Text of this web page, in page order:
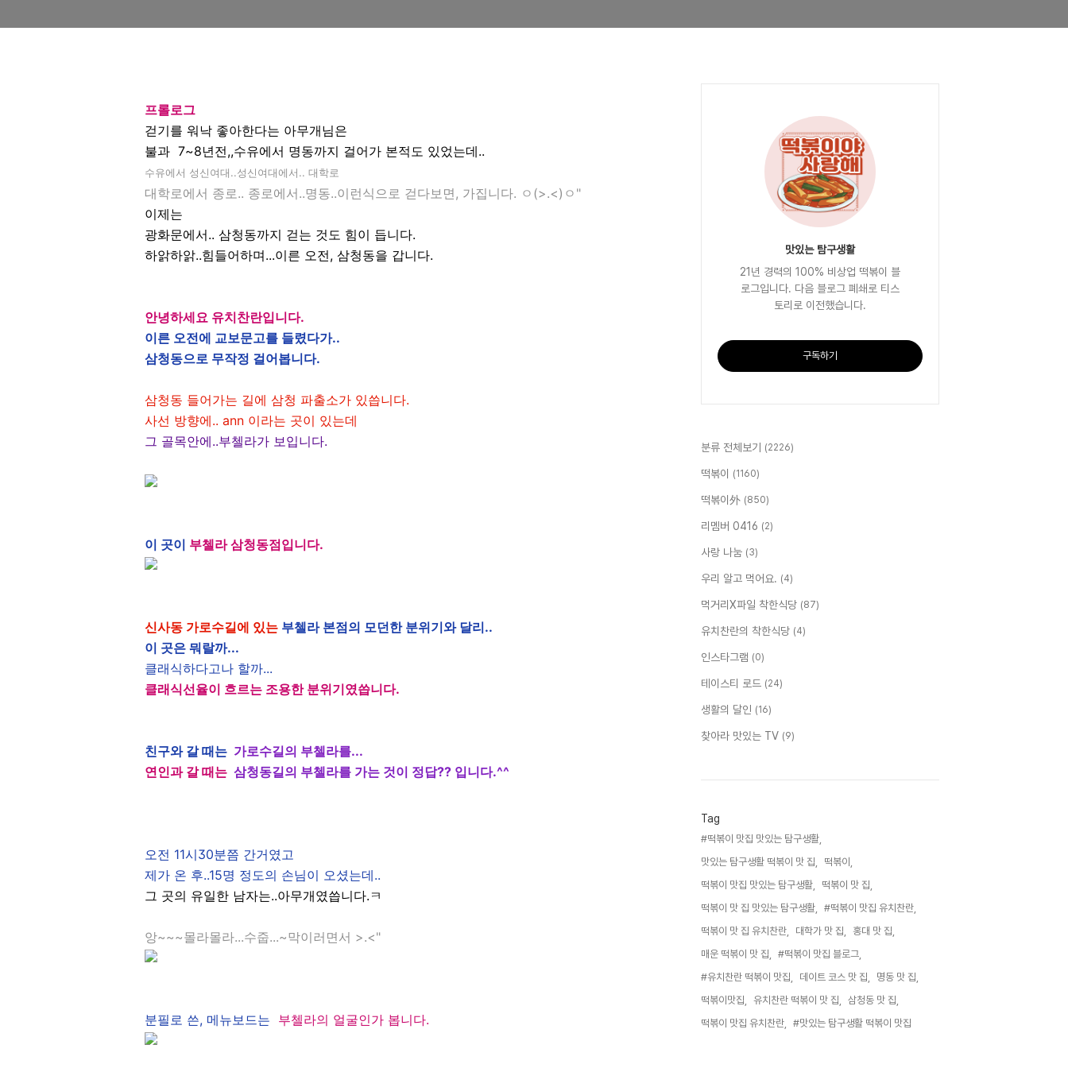
프롤로그
걷기를 워낙 좋아한다는 아무개님은
불과 7~8년전,,수유에서 명동까지 걸어가 본적도 있었는데..
수유에서 성신여대..성신여대에서.. 대학로
대학로에서 종로.. 종로에서..명동..이런식으로 걷다보면, 가집니다. ㅇ(>.<)ㅇ"
이제는
광화문에서.. 삼청동까지 걷는 것도 힘이 듭니다.
하앍하앍..힘들어하며...이른 오전, 삼청동을 갑니다.
안녕하세요 유치찬란입니다.
이른 오전에 교보문고를 들렸다가..
삼청동으로 무작정 걸어봅니다.
삼청동 들어가는 길에 삼청 파출소가 있씁니다.
사선 방향에.. ann 이라는 곳이 있는데
그 골목안에..부첼라가 보입니다.
이 곳이 부첼라 삼청동점입니다.
신사동 가로수길에 있는 부첼라 본점의 모던한 분위기와 달리..
이 곳은 뭐랄까...
클래식하다고나 할까...
클래식선율이 흐르는 조용한 분위기였씁니다.
친구와 갈 때는 가로수길의 부첼라를...
연인과 갈 때는 삼청동길의 부첼라를 가는 것이 정답?? 입니다.^^
오전 11시30분쯤 간거였고
제가 온 후..15명 정도의 손님이 오셨는데..
그 곳의 유일한 남자는..아무개였씁니다.ㅋ
앙~~~몰라몰라...수줍...~막이러면서 >.<"
분필로 쓴, 메뉴보드는 부첼라의 얼굴인가 봅니다.
맛있는 탐구생활
21년 경력의 100% 비상업 떡볶이 블
로그입니다. 다음 블로그 폐쇄로 티스
토리로 이전했습니다.
구독하기
분류 전체보기 (2226)
떡볶이 (1160)
떡볶이外 (850)
리멤버 0416 (2)
사랑 나눔 (3)
우리 알고 먹어요. (4)
먹거리X파일 착한식당 (87)
유치찬란의 착한식당 (4)
인스타그램 (0)
테이스티 로드 (24)
생활의 달인 (16)
찾아라 맛있는 TV (9)
Tag
#떡볶이 맛집 맛있는 탐구생활,
맛있는 탐구생활 떡볶이 맛 집,
떡볶이,
떡볶이 맛집 맛있는 탐구생활,
떡볶이 맛 집,
떡볶이 맛 집 맛있는 탐구생활,
#떡볶이 맛집 유치찬란,
떡볶이 맛 집 유치찬란,
대학가 맛 집,
홍대 맛 집,
매운 떡볶이 맛 집,
#떡볶이 맛집 블로그,
#유치찬란 떡볶이 맛집,
데이트 코스 맛 집,
명동 맛 집,
떡볶이맛집,
유치찬란 떡볶이 맛 집,
삼청동 맛 집,
떡볶이 맛집 유치찬란,
#맛있는 탐구생활 떡볶이 맛집,